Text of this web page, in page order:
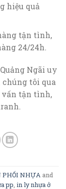
hiệu quả
tận tình,
24/24h.
Ngãi uy
tôi qua
vấn tận tình,
PHỐI NHỰA and
pp in ly nhựa ở